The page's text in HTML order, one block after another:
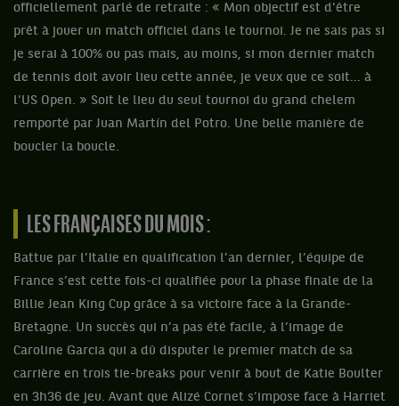
officiellement parlé de retraite : « Mon objectif est d'être
prêt à jouer un match officiel dans le tournoi. Je ne sais pas si
je serai à 100% ou pas mais, au moins, si mon dernier match
de tennis doit avoir lieu cette année, je veux que ce soit... à
l'US Open. » Soit le lieu du seul tournoi du grand chelem
remporté par Juan Martín del Potro. Une belle manière de
boucler la boucle.
LES FRANÇAISES DU MOIS :
Battue par l’Italie en qualification l’an dernier, l’équipe de
France s’est cette fois-ci qualifiée pour la phase finale de la
Billie Jean King Cup grâce à sa victoire face à la Grande-
Bretagne. Un succès qui n’a pas été facile, à l’image de
Caroline Garcia qui a dû disputer le premier match de sa
carrière en trois tie-breaks pour venir à bout de Katie Boulter
en 3h36 de jeu. Avant que Alizé Cornet s’impose face à Harriet